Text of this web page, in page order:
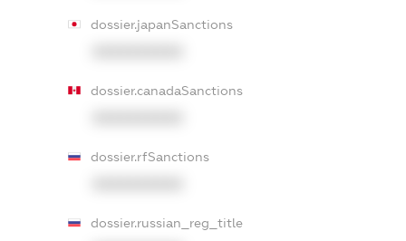
dossier.japanSanctions
dossier.canadaSanctions
dossier.rfSanctions
dossier.russian_reg_title